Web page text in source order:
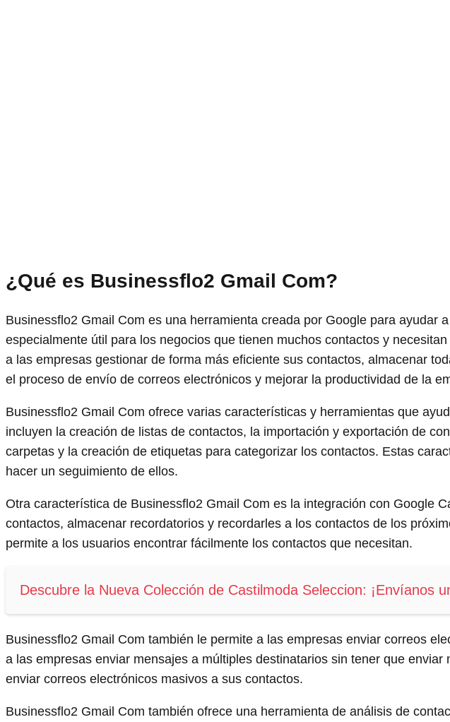
¿Qué es Businessflo2 Gmail Com?
Businessflo2 Gmail Com es una herramienta creada por Google para
especialmente útil para los negocios que tienen muchos contactos y
a las empresas gestionar de forma más eficiente sus contactos, almacenar
el proceso de envío de correos electrónicos y mejorar la productividad de la
Businessflo2 Gmail Com ofrece varias características y herramientas que
incluyen la creación de listas de contactos, la importación y exportación de
carpetas y la creación de etiquetas para categorizar los contactos. Estas
hacer un seguimiento de ellos.
Otra característica de Businessflo2 Gmail Com es la integración con Google
contactos, almacenar recordatorios y recordarles a los contactos de los
permite a los usuarios encontrar fácilmente los contactos que necesitan.
Descubre la Nueva Colección de Castilmoda Seleccion: ¡Envíanos
Businessflo2 Gmail Com también le permite a las empresas enviar correos
a las empresas enviar mensajes a múltiples destinatarios sin tener que
enviar correos electrónicos masivos a sus contactos.
Businessflo2 Gmail Com también ofrece una herramienta de análisis de